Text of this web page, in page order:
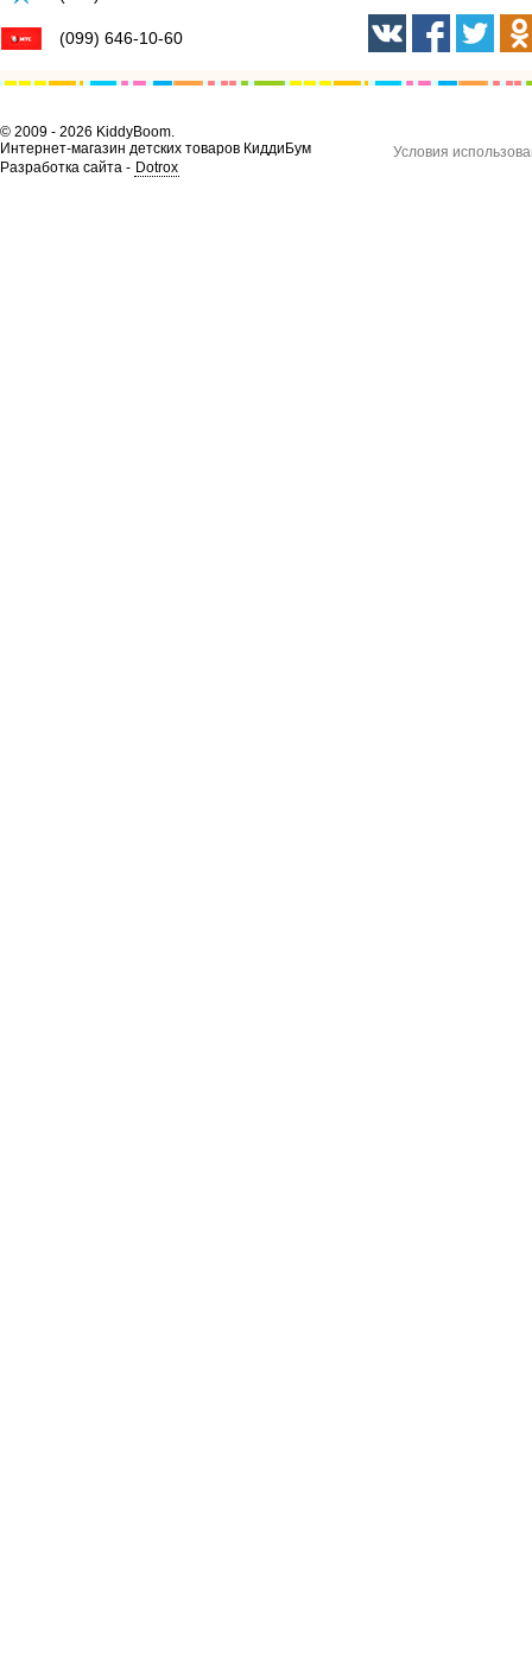
(099) 646-10-60
© 2009 - 2026 KiddyBoom.
Интернет-магазин детских товаров КиддиБум
Разработка сайта - Dotrox
Условия